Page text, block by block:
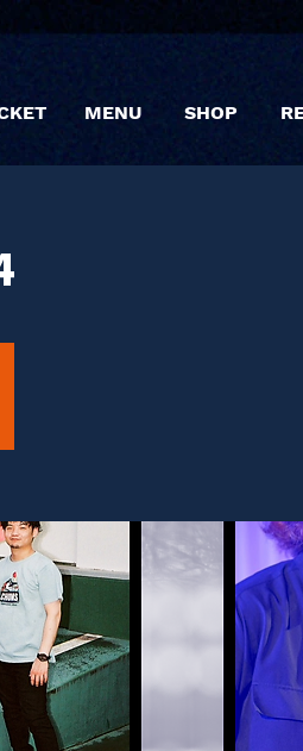
MENU SHOP